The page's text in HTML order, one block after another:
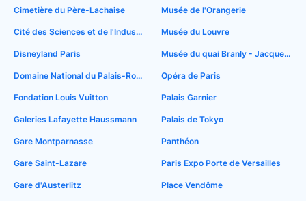
Cimetière du Père-Lachaise
Cité des Sciences et de l'Industrie
Disneyland Paris
Domaine National du Palais-Royal
Fondation Louis Vuitton
Galeries Lafayette Haussmann
Gare Montparnasse
Gare Saint-Lazare
Gare d'Austerlitz
Musée de l'Orangerie
Musée du Louvre
Musée du quai Branly - Jacques Chirac
Opéra de Paris
Palais Garnier
Palais de Tokyo
Panthéon
Paris Expo Porte de Versailles
Place Vendôme